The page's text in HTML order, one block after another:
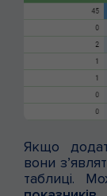
Якщо
вони
таблиці.